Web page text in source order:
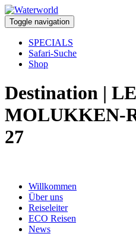
Toggle navigation
SPECIALS
Safari-Suche
Shop
Destination |
MOLUKKEN-
27
Willkommen
Über uns
Reiseleiter
ECO Reisen
News